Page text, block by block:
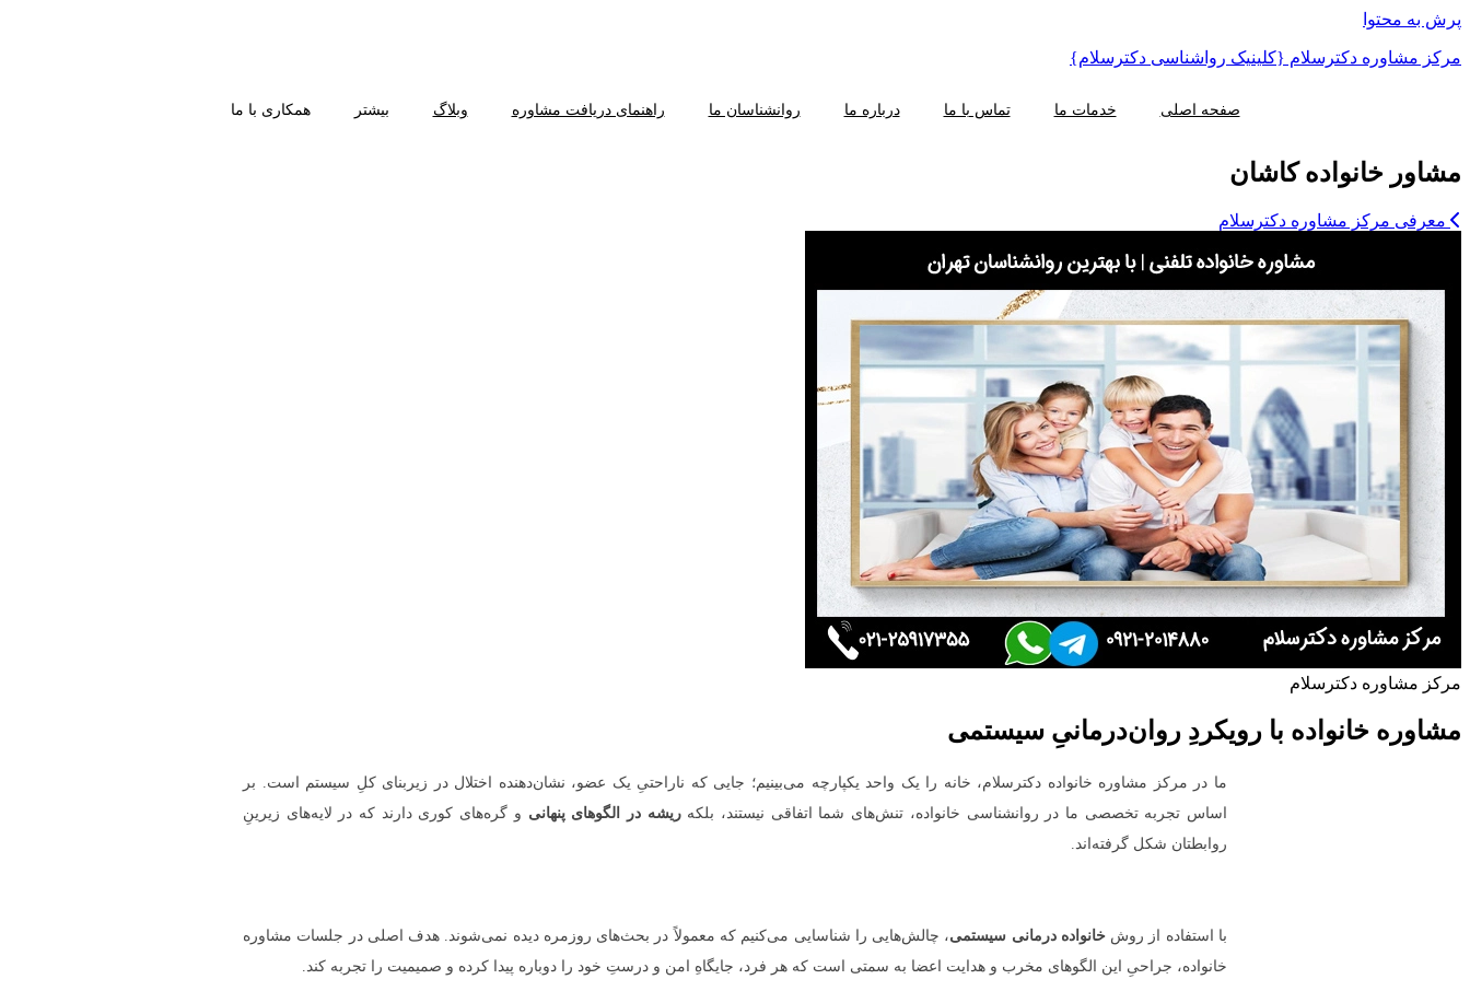
پرش به محتوا
مرکز مشاوره دکترسلام {کلینیک رواشناسی دکترسلام}
صفحه اصلی خدمات ما تماس با ما درباره ما روانشناسان ما راهنمای دریافت مشاوره وبلاگ بیشتر همکاری با ما
مشاور خانواده کاشان
معرفی مرکز مشاوره دکترسلام
مرکز مشاوره دکترسلام
مشاوره خانواده با رویکردِ روان‌درمانیِ سیستمی
ما در مرکز مشاوره خانواده دکترسلام، خانه را یک واحد یکپارچه می‌بینیم؛ جایی که ناراحتیِ یک عضو، نشان‌دهنده اختلال در زیربنای کلِ سیستم است. بر
اساس تجربه تخصصی ما در روانشناسی خانواده، تنش‌های شما اتفاقی نیستند، بلکهریشه در الگوهای پنهانی و گره‌های کوری دارند که در لایه‌های زیرینِ
روابطتان شکل گرفته‌اند.
با استفاده از روشخانواده درمانی سیستمی، چالش‌هایی را شناسایی می‌کنیم که معمولاً در بحث‌های روزمره دیده نمی‌شوند. هدف اصلی در جلسات مشاوره
خانواده، جراحیِ این الگوهای مخرب و هدایت اعضا به سمتی است که هر فرد، جایگاهِ امن و درستِ خود را دوباره پیدا کرده و صمیمیت را تجربه کند.